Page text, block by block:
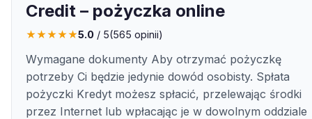
Credit – pożyczka online
★★★★★5.0 / 5(565 opinii)
Wymagane dokumenty Aby otrzymać pożyczkę
potrzeby Ci będzie jedynie dowód osobisty. Spłata
pożyczki Kredyt możesz spłacić, przelewając środki
przez Internet lub wpłacając je w dowolnym oddziale